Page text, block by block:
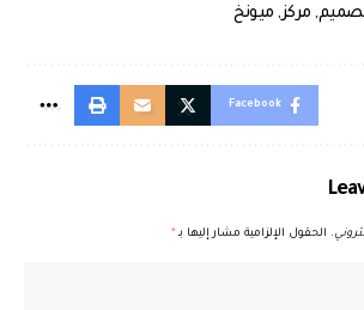
, مركز , ميونخ
Facebook
الحقول الإلزامية مشار إليها بـ *